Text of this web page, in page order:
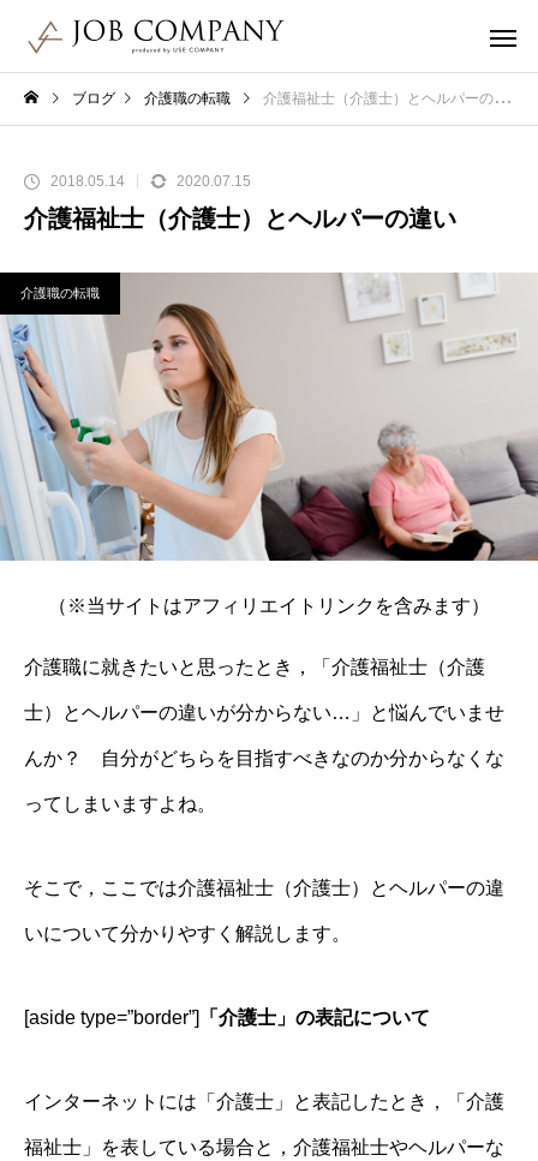
ブログ 介護職の転職 介護福祉士（介護士）とヘルパーの違い
2018.05.14 2020.07.15
介護福祉士（介護士）とヘルパーの違い
介護職の転職
（※当サイトはアフィリエイトリンクを含みます）
介護職に就きたいと思ったとき，「介護福祉士（介護
士）とヘルパーの違いが分からない…」と悩んでいませ
んか？ 自分がどちらを目指すべきなのか分からなくな
ってしまいますよね。
そこで，ここでは介護福祉士（介護士）とヘルパーの違
いについて分かりやすく解説します。
[aside type=”border”] 「介護士」の表記について
インターネットには「介護士」と表記したとき，「介護
福祉士」を表している場合と，介護福祉士やヘルパーな